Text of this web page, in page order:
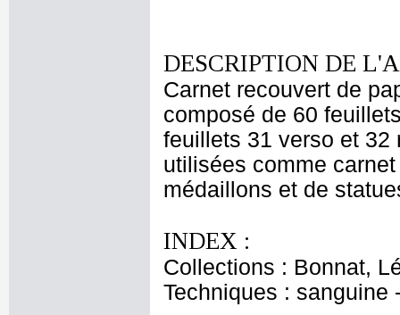
DESCRIPTION DE
Carnet recouvert de
composé de 60
feuillets 31 verso et 32
utilisées comme
médaillons et de
INDEX :
Collections : Bonnat,
Techniques : sanguine